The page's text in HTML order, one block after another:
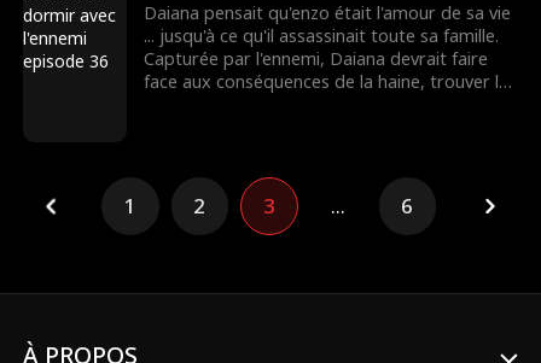
Daiana pensait qu'enzo était l'amour de sa vie
... jusqu'à ce qu'il assassinait toute sa famille.
Capturée par l'ennemi, Daiana devrait faire
face aux conséquences de la haine, trouver la
1 2 3 ... 6
À PROPOS